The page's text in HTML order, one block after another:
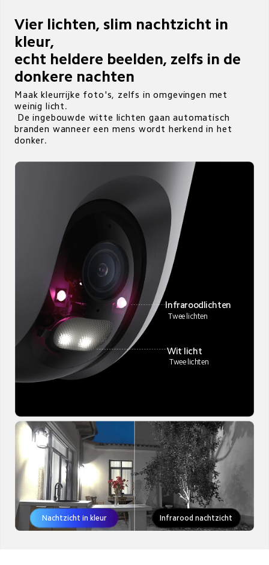
Vier lichten, slim nachtzicht in
kleur,
echt heldere beelden, zelfs in de
donkere nachten
Maak kleurrijke foto's, zelfs in omgevingen met
weinig licht.
branden wanneer een mens wordt herkend in het
donker.
Infraroodlichten
Twee lichten
Wit licht
Twee lichten
Nachtzicht in kleur Infrarood nachtzicht